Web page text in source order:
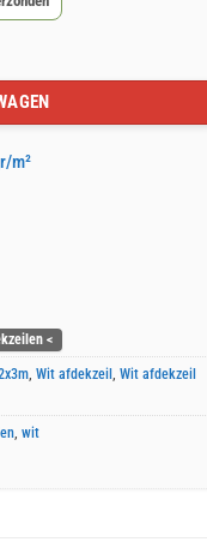
m²
<
,Wit afdekzeil,Wit afdekzeil
,wit